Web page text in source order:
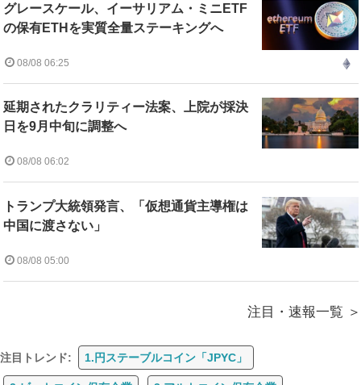
グレースケール、イーサリアム・ミニETF
の保有ETHを実質全量ステーキングへ
08/08 06:25
延期されたクラリティー法案、上院が採決
日を9月中旬に調整へ
08/08 06:02
トランプ大統領発言、「仮想通貨主導権は
中国に渡さない」
08/08 05:00
注目・速報一覧
注目トレンド: 1.円ステーブルコイン「JPYC」